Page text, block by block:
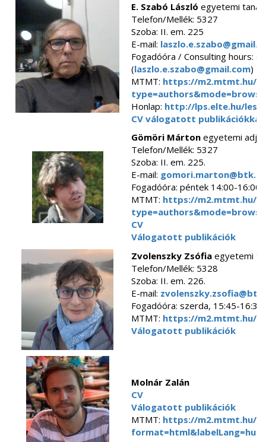
E. Szabó László egyetemi tanár
Telefon/Mellék: 5327
Szoba: II. em. 225
E-mail:
Fogadóóra / Consulting hours:
(laszlo.e.szabo@gmail.com)
MTMT: https://m2.mtmt.hu/
Honlap: http://lps.elte.hu/
CV válogatott publikációkkal
Gömöri Márton egyetemi
Telefon/Mellék: 5327
Szoba: II. em. 225.
E-mail:
Fogadóóra: péntek 14:00-
MTMT: https://m2.mtmt.hu/
CV
Válogatott publikációk
Zvolenszky Zsófia egyetemi
Telefon/Mellék: 5328
Szoba: II. em. 226.
E-mail:
Fogadóóra: szerda, 15:45-
MTMT: https://m2.mtmt.hu/
Válogatott publikációk
Molnár Zalán
CV
Válogatott publikációk
MTMT: https://m2.mtmt.hu/